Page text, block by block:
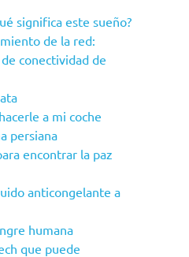
significa este sueño?
de la red:
conectividad de
a mi coche
persiana
encontrar la paz
anticongelante a
humana
que puede